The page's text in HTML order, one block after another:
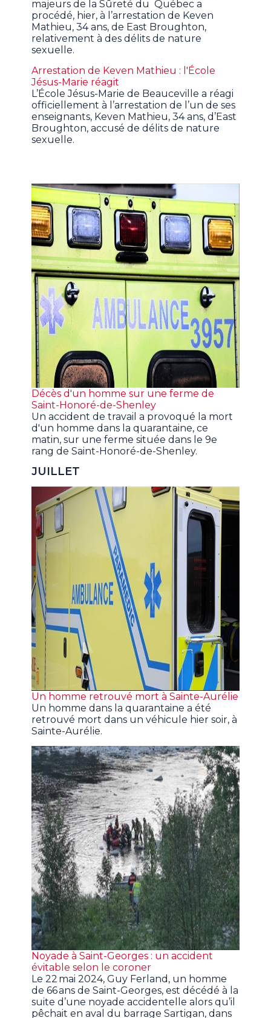
majeurs de la Sûreté du Québec a
procédé, hier, à l’arrestation de Keven
Mathieu, 34 ans, de East Broughton,
relativement à des délits de nature
sexuelle.
Arrestation de Keven Mathieu : l'École
Jésus-Marie réagit
L’École Jésus-Marie de Beauceville a réagi
officiellement à l’arrestation de l’un de ses
enseignants, Keven Mathieu, 34 ans, d’East
Broughton, accusé de délits de nature
sexuelle.
Décès d'un homme sur une ferme de
Saint-Honoré-de-Shenley
Un accident de travail a provoqué la mort
d'un homme dans la quarantaine, ce
matin, sur une ferme située dans le 9e
rang de Saint-Honoré-de-Shenley.
JUILLET
Un homme retrouvé mort à Sainte-Aurélie
Un homme dans la quarantaine a été
retrouvé mort dans un véhicule hier soir, à
Sainte-Aurélie.
Noyade à Saint-Georges : un accident
évitable selon le coroner
Le 22 mai 2024, Guy Ferland, un homme
de 66 ans de Saint-Georges, est décédé à la
suite d’une noyade accidentelle alors qu’il
pêchait en aval du barrage Sartigan, dans